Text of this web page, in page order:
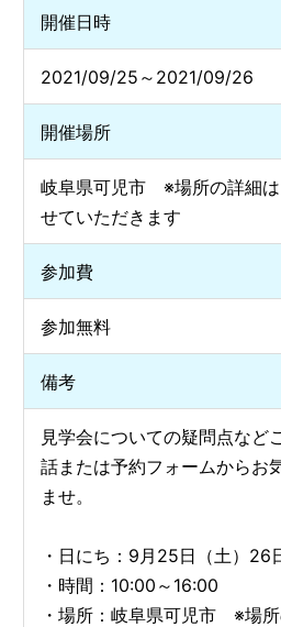
開催日時
2021/09/25～2021/09/26
開催場所
岐阜県可児市 ※場所の詳細は
せていただきます
参加費
参加無料
備考
見学会についての疑問点など
話または予約フォームからお
ませ。
・日にち：9月25日（土）26
・時間：10:00～16:00
・場所：岐阜県可児市 ※場